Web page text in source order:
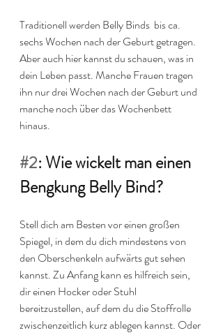
Traditionell werden Belly Binds  bis ca.
sechs Wochen nach der Geburt getragen.
Aber auch hier kannst du schauen, was in
dein Leben passt. Manche Frauen tragen
ihn nur drei Wochen nach der Geburt und
manche noch über das Wochenbett
hinaus.
#2: Wie wickelt man einen
Bengkung Belly Bind?
Stell dich am Besten vor einen großen
Spiegel, in dem du dich mindestens von
den Oberschenkeln aufwärts gut sehen
kannst. Zu Anfang kann es hilfreich sein,
dir einen Hocker oder Stuhl
bereitzustellen, auf dem du die Stoffrolle
zwischenzeitlich kurz ablegen kannst. Oder